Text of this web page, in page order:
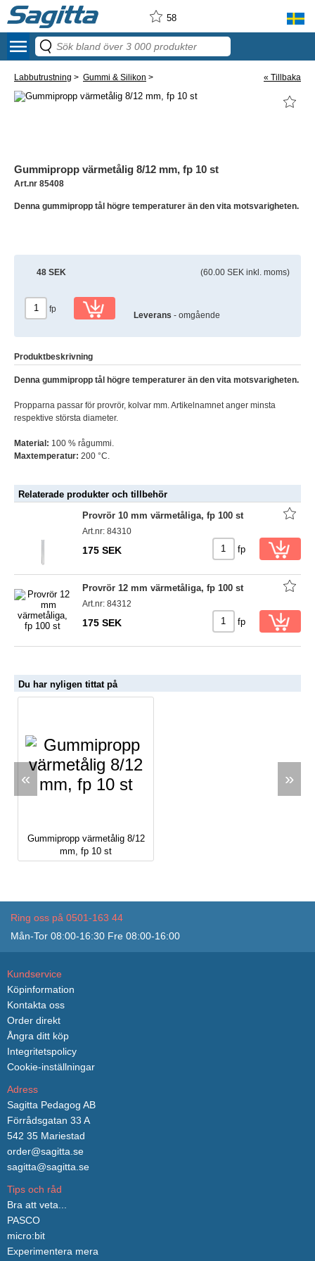
58
menu
Labbutrustning > Gummi & Silikon > « Tillbaka
Gummipropp värmetålig 8/12 mm, fp 10 st
Art.nr 85408
Denna gummipropp tål högre temperaturer än den vita motsvarigheten.
48 SEK (60.00 SEK inkl. moms)
fp
Leverans - omgående
Produktbeskrivning
Denna gummipropp tål högre temperaturer än den vita motsvarigheten.
Propparna passar för provrör, kolvar mm. Artikelnamnet anger minsta
respektive största diameter.
Material: 100 % rågummi.
Maxtemperatur: 200 °C.
Relaterade produkter och tillbehör
Provrör 10 mm värmetåliga, fp 100 st
Art.nr: 84310
175 SEK fp
Provrör 12 mm värmetåliga, fp 100 st
Art.nr: 84312
175 SEK fp
Du har nyligen tittat på
«
Gummipropp värmetålig 8/12
mm, fp 10 st
»
Ring oss på 0501-163 44
Mån-Tor 08:00-16:30 Fre 08:00-16:00
Kundservice
Köpinformation
Kontakta oss
Order direkt
Ångra ditt köp
Integritetspolicy
Cookie-inställningar
Adress
Sagitta Pedagog AB
Förrådsgatan 33 A
542 35 Mariestad
order@sagitta.se
sagitta@sagitta.se
Tips och råd
Bra att veta...
PASCO
micro:bit
Experimentera mera